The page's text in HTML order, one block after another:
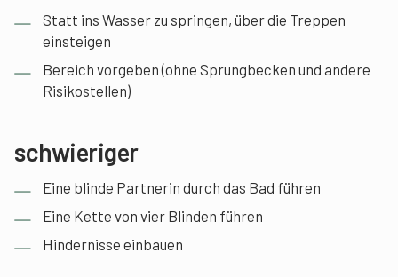
Statt ins Wasser zu springen, über die Treppen
einsteigen
Bereich vorgeben (ohne Sprungbecken und andere
Risikostellen)
schwieriger
Eine blinde Partnerin durch das Bad führen
Eine Kette von vier Blinden führen
Hindernisse einbauen